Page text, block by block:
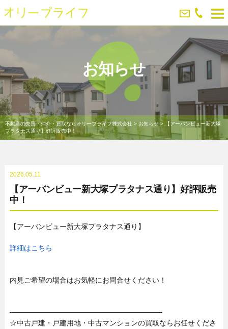
お知らせ
不動産の売買・仲介・買取ならオリーブライフ株式会社 > お知らせ> 【アーバンビュー新大塚
プラタナス通り】好評販売中！
2026.05.11
【アーバンビュー新大塚プラタナス通り】好評販売
中！
【アーバンビュー新大塚プラタナス通り】
詳細はこちら
内見ご希望の場合はお気軽にお問合せください！
──────────────────────────────
☆中古戸建・戸建用地・中古マンションの買取ならお任せくださ